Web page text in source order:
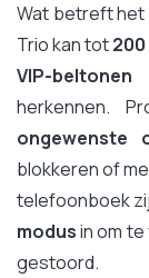
Wat betreft het
Trio kan tot
VIP-beltonen
herkennen.
ongewenste
blokkeren of
telefoonboek
modusin om
gestoord.